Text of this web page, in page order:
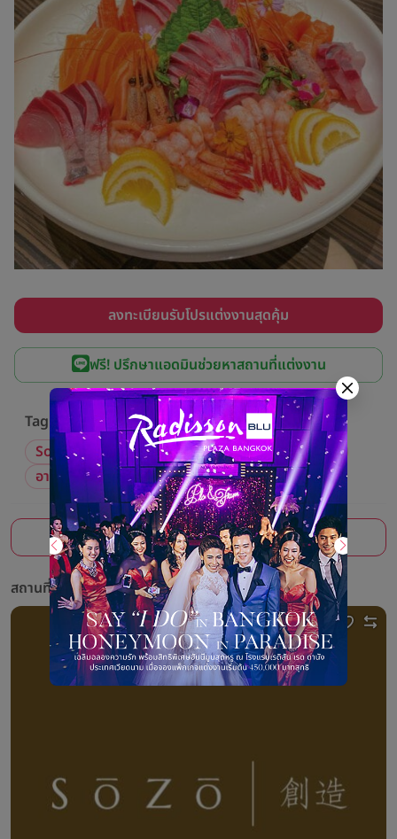
Sozo Catering ในปี 2024 ที่ผ่านมา
สำหรับใครที่อยากจะเปิดประสบการณ์ต้อนรับแขกด้วยอาหารญี่ปุ่นแบบต้น
ตำรับ ไม่ว่าจะเป็นงานเลี้ยงขนาดเล็ก ปานกลาง หรือใหญ่ Sozo ก็พร้อมเสิร์ฟ
อาหารคุณภาพดีให้ถึงที่ เพื่อเป็นการการันตีเรามีภาพบรรยากาศการทำอาหาร
ญี่ปุ่นในงานต่าง ๆ ของทาง Sozo มาให้ได้ชมกัน
ลงทะเบียนรับโปรแต่งงานสุดคุ้ม
ฟรี! ปรึกษาแอดมินช่วยหาสถานที่แต่งงาน
Tag ที่เกี่ยวข้อง
Sozo Bangkok
Sozo Catering
อาหารญี่ปุ่น
อาหารจัดเลี้ยง
สมัครบัตรเครดิต KTC
สถานที่จัดงานที่เกี่ยวข้อง